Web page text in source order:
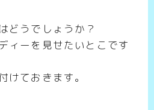
どうでしょうか？
ィーを見せたいとこです
けておきます。